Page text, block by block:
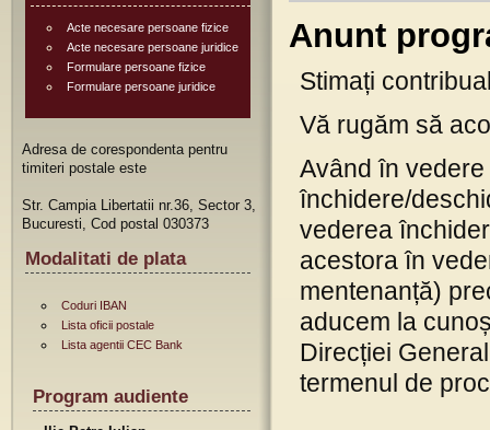
Acte necesare persoane fizice
Acte necesare persoane juridice
Formulare persoane fizice
Formulare persoane juridice
Adresa de corespondenta pentru
timiteri postale este
Str. Campia Libertatii nr.36, Sector 3,
Bucuresti, Cod postal 030373
Modalitati de plata
Coduri IBAN
Lista oficii postale
Lista agentii CEC Bank
Program audiente
Anunt
Stimați
Vă rugăm să
Având în
închidere/
vederea
acestora în
mentenanță)
aducem la
Direcției
termenul de